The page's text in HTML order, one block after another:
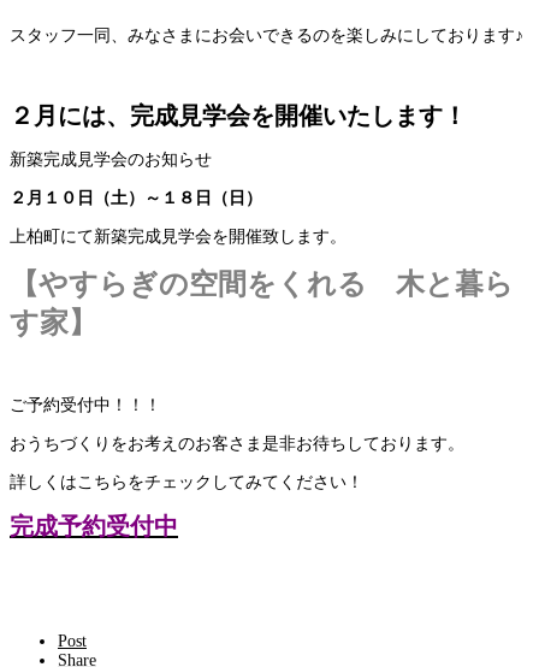
スタッフ一同、みなさまにお会いできるのを楽しみにしております♪
２月には、完成見学会を開催いたします！
新築完成見学会のお知らせ
２月１０日（土）～１８日（日）
上柏町にて新築完成見学会を開催致します。
【やすらぎの空間をくれる 木と暮ら
す家】
ご予約受付中！！！
おうちづくりをお考えのお客さま是非お待ちしております。
詳しくはこちらをチェックしてみてください！
完成予約受付中
Post
Share